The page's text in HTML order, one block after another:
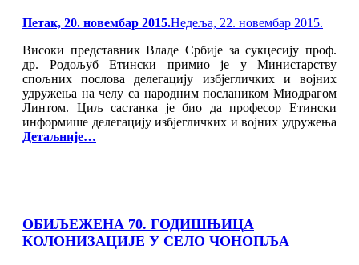
Posted
Петак, 20. новембар 2015.Недеља, 22. новембар 2015.
Високи представник Владе Србије за сукцесију проф.
др. Родољуб Етински примио је у Министарству
спољних послова делегацију избјегличких и војних
удружења на челу са народним послаником Миодрагом
Линтом. Циљ састанка је био да професор Етински
информише делегацију избјегличких и војних удружења
Детаљније…
ОБИЉЕЖЕНА 70. ГОДИШЊИЦА
КОЛОНИЗАЦИЈЕ У СЕЛО ЧОНОПЉА